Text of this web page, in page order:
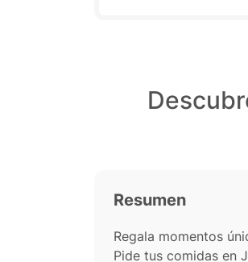
Resumen
Regala momentos
Pide tus comidas en